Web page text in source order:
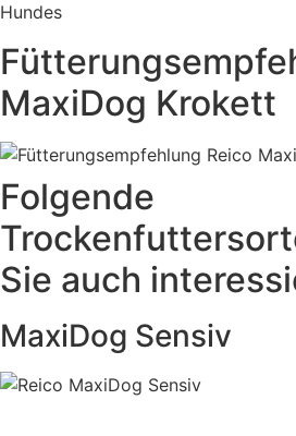
Hundes
MaxiDog Krokett
Folgende
Sie auch
MaxiDog Sensiv